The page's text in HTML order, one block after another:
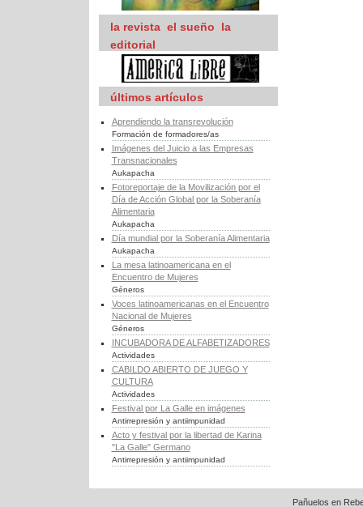
la revista  el sueño  la
editorial
últimos artículos
Aprendiendo la transrevolución
Formación de formadores/as
Imágenes del Juicio a las Empresas
Transnacionales
Aukapacha
Fotoreportaje de la Movilización por el
Día de Acción Global por la Soberanía
Alimentaria
Aukapacha
Día mundial por la Soberanía Alimentaria
Aukapacha
La mesa latinoamericana en el
Encuentro de Mujeres
Géneros
Voces latinoamericanas en el Encuentro
Nacional de Mujeres
Géneros
INCUBADORA DE ALFABETIZADORES
Actividades
CABILDO ABIERTO DE JUEGO Y
CULTURA
Actividades
Festival por La Galle en imágenes
Antirrepresión y antiimpunidad
Acto y festival por la libertad de Karina
"La Galle" Germano
Antirrepresión y antiimpunidad
Pañuelos en